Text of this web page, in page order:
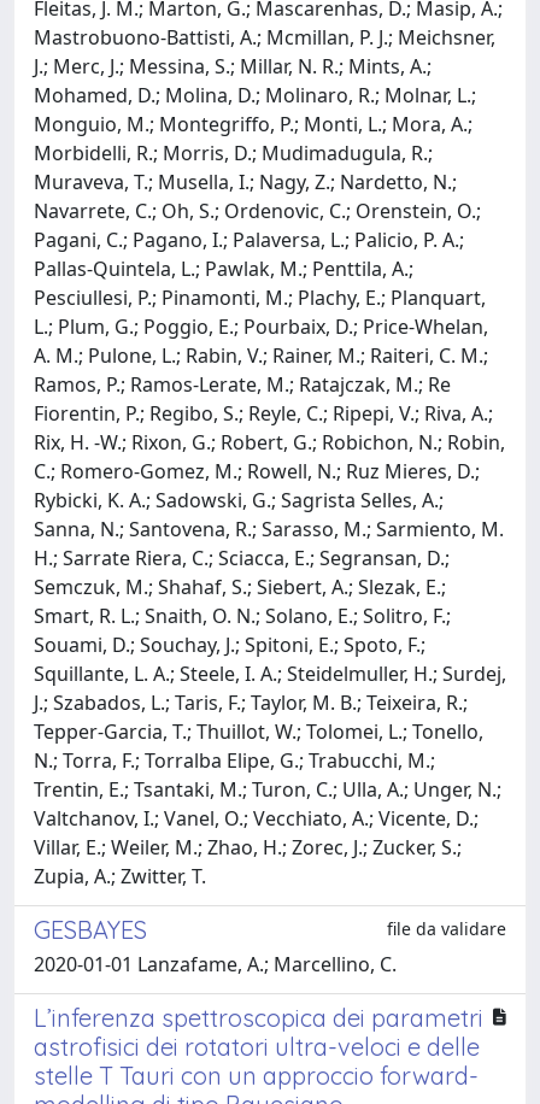
Fleitas, J. M.; Marton, G.; Mascarenhas, D.; Masip, A.;
Mastrobuono-Battisti, A.; Mcmillan, P. J.; Meichsner,
J.; Merc, J.; Messina, S.; Millar, N. R.; Mints, A.;
Mohamed, D.; Molina, D.; Molinaro, R.; Molnar, L.;
Monguio, M.; Montegriffo, P.; Monti, L.; Mora, A.;
Morbidelli, R.; Morris, D.; Mudimadugula, R.;
Muraveva, T.; Musella, I.; Nagy, Z.; Nardetto, N.;
Navarrete, C.; Oh, S.; Ordenovic, C.; Orenstein, O.;
Pagani, C.; Pagano, I.; Palaversa, L.; Palicio, P. A.;
Pallas-Quintela, L.; Pawlak, M.; Penttila, A.;
Pesciullesi, P.; Pinamonti, M.; Plachy, E.; Planquart,
L.; Plum, G.; Poggio, E.; Pourbaix, D.; Price-Whelan,
A. M.; Pulone, L.; Rabin, V.; Rainer, M.; Raiteri, C. M.;
Ramos, P.; Ramos-Lerate, M.; Ratajczak, M.; Re
Fiorentin, P.; Regibo, S.; Reyle, C.; Ripepi, V.; Riva, A.;
Rix, H. -W.; Rixon, G.; Robert, G.; Robichon, N.; Robin,
C.; Romero-Gomez, M.; Rowell, N.; Ruz Mieres, D.;
Rybicki, K. A.; Sadowski, G.; Sagrista Selles, A.;
Sanna, N.; Santovena, R.; Sarasso, M.; Sarmiento, M.
H.; Sarrate Riera, C.; Sciacca, E.; Segransan, D.;
Semczuk, M.; Shahaf, S.; Siebert, A.; Slezak, E.;
Smart, R. L.; Snaith, O. N.; Solano, E.; Solitro, F.;
Souami, D.; Souchay, J.; Spitoni, E.; Spoto, F.;
Squillante, L. A.; Steele, I. A.; Steidelmuller, H.; Surdej,
J.; Szabados, L.; Taris, F.; Taylor, M. B.; Teixeira, R.;
Tepper-Garcia, T.; Thuillot, W.; Tolomei, L.; Tonello,
N.; Torra, F.; Torralba Elipe, G.; Trabucchi, M.;
Trentin, E.; Tsantaki, M.; Turon, C.; Ulla, A.; Unger, N.;
Valtchanov, I.; Vanel, O.; Vecchiato, A.; Vicente, D.;
Villar, E.; Weiler, M.; Zhao, H.; Zorec, J.; Zucker, S.;
Zupia, A.; Zwitter, T.
GESBAYES file da validare
2020-01-01 Lanzafame, A.; Marcellino, C.
L’inferenza spettroscopica dei parametri
astrofisici dei rotatori ultra-veloci e delle
stelle T Tauri con un approccio forward-